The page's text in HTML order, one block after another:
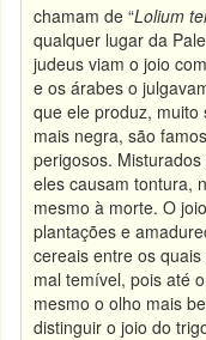
chamam de “Lolium
qualquer lugar da
judeus viam o joio
e os árabes o
que ele produz,
mais negra, são
perigosos.
eles causam tontura,
mesmo à morte. O
plantações e
cereais entre os
mal temível, pois até
mesmo o olho mais
distinguir o joio do